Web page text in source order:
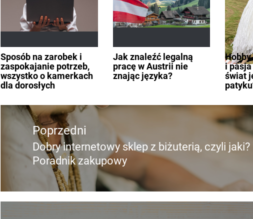
Sposób na zarobek i
zaspokajanie potrzeb,
wszystko o kamerkach
dla dorosłych
Jak znaleźć legalną
pracę w Austrii nie
znając języka?
i
świat
Nawigacja
wpisu Poprzedni
Poprzedni
wpis:
Dobry internetowy sklep z biżuterią, czyli jaki?
Poradnik zakupowy